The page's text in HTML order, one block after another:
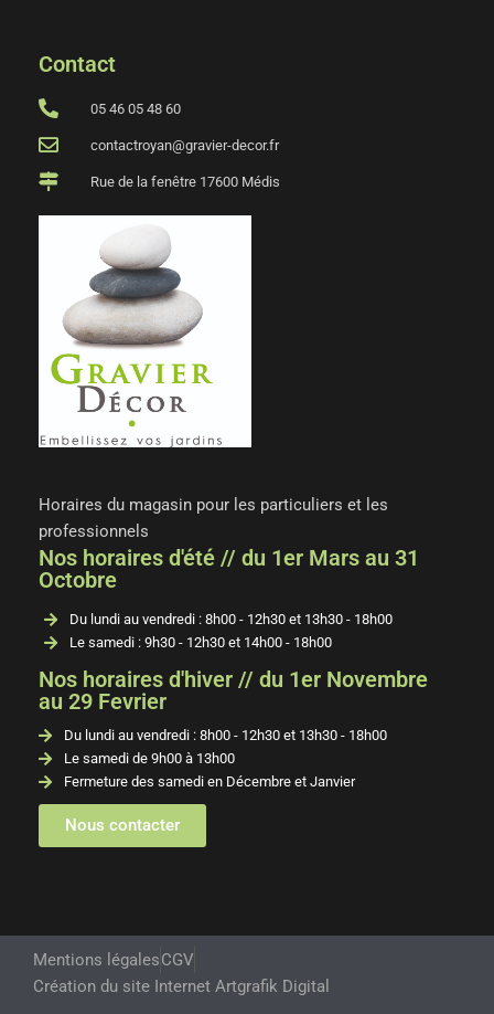
Contact
05 46 05 48 60
contactroyan@gravier-decor.fr
Rue de la fenêtre 17600 Médis
Horaires du magasin pour les particuliers et les
professionnels
Nos horaires d'été // du 1er Mars au 31
Octobre
Du lundi au vendredi : 8h00 - 12h30 et 13h30 - 18h00
Le samedi : 9h30 - 12h30 et 14h00 - 18h00
Nos horaires d'hiver // du 1er Novembre
au 29 Fevrier
Du lundi au vendredi : 8h00 - 12h30 et 13h30 - 18h00
Le samedi de 9h00 à 13h00
Fermeture des samedi en Décembre et Janvier
Nous contacter
Mentions légalesCGV
Création du site Internet Artgrafik Digital